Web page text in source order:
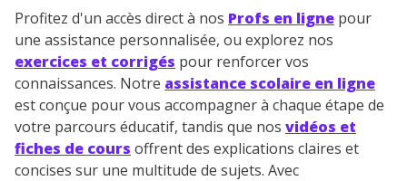
Profitez d'un accès direct à nos Profs en ligne pour
une assistance personnalisée, ou explorez nos
exercices et corrigés pour renforcer vos
connaissances. Notre assistance scolaire en ligne
est conçue pour vous accompagner à chaque étape de
votre parcours éducatif, tandis que nos vidéos et
fiches de cours offrent des explications claires et
concises sur une multitude de sujets. Avec